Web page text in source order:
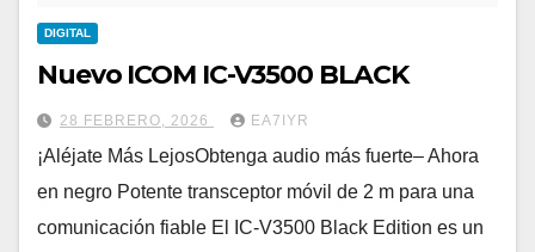
DIGITAL
Nuevo ICOM IC-V3500 BLACK
28 FEBRERO, 2026 EA7IYR
¡Aléjate Más LejosObtenga audio más fuerte– Ahora
en negro Potente transceptor móvil de 2 m para una
comunicación fiable El IC-V3500 Black Edition es un